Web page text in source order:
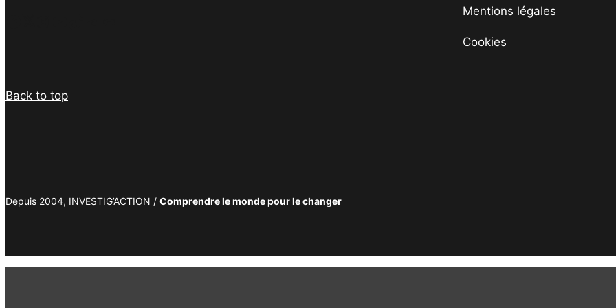
Mentions légales
Cookies
Back to top
Depuis 2004, INVESTIG’ACTION / Comprendre le monde pour le changer